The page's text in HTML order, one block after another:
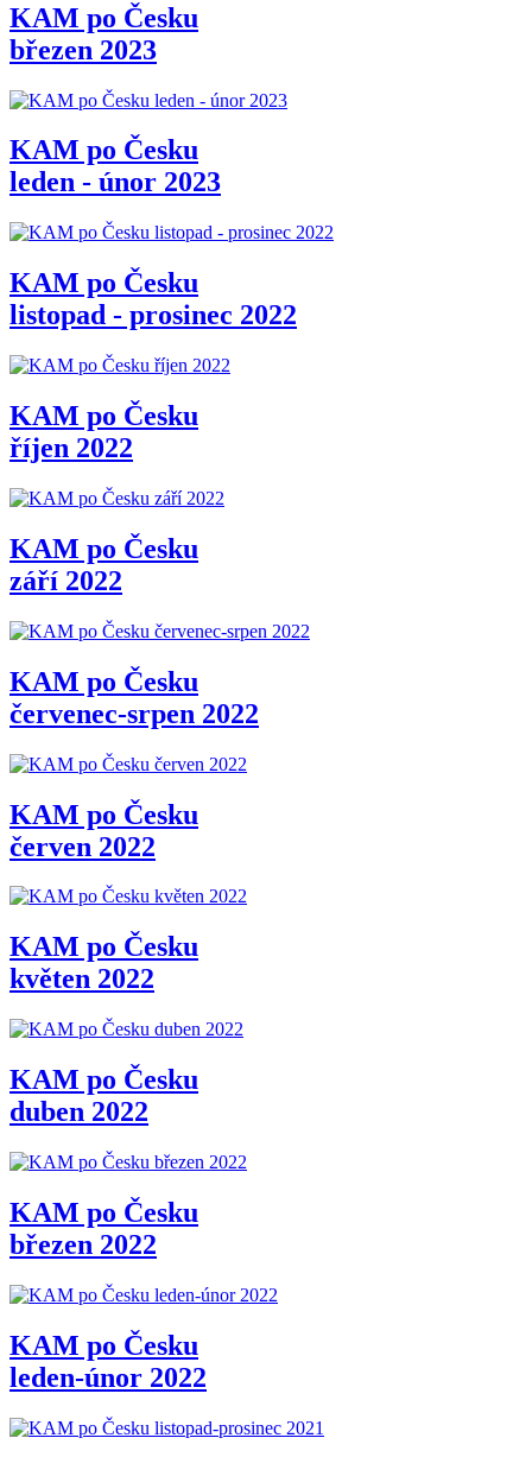
KAM po Česku
březen 2023
KAM po Česku
leden - únor 2023
KAM po Česku
listopad - prosinec 2022
KAM po Česku
říjen 2022
KAM po Česku
září 2022
KAM po Česku
červenec-srpen 2022
KAM po Česku
červen 2022
KAM po Česku
květen 2022
KAM po Česku
duben 2022
KAM po Česku
březen 2022
KAM po Česku
leden-únor 2022